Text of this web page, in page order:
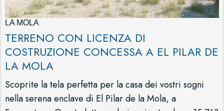
LA MOLA
TERRENO CON LICENZA DI
COSTRUZIONE CONCESSA A EL PILAR DE
LA MOLA
Scoprite la tela perfetta per la casa dei vostri sogni
nella serena enclave di El Pilar de la Mola, a